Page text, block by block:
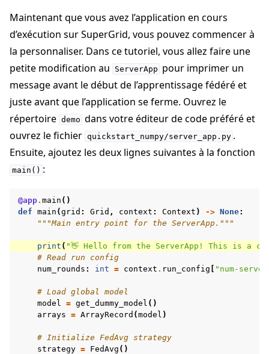
Maintenant que vous avez l’application en cours
d’exécution sur SuperGrid, vous pouvez commencer à
la personnaliser. Dans ce tutoriel, vous allez faire une
petite modification au
ServerApp pour imprimer un
message avant le début de l’apprentissage fédéré et
juste avant que l’application se ferme. Ouvrez le
répertoire demo dans votre éditeur de code préféré et
ouvrez le fichier quickstart_numpy/server_app.py .
Ensuite, ajoutez les deux lignes suivantes à la fonction
main() :
@app. main ()
def main (grid : Grid , context : Context ) -> None:
"""Main entry point for the ServerApp."""
print ( "👋 Hello from the ServerApp! This is a
# Read run config
num_rounds : int = context . run_config [ "num-
# Load global model
model
= get_dummy_model ()
arrays = ArrayRecord (model )
# Initialize FedAvg strategy
strategy = FedAvg ()